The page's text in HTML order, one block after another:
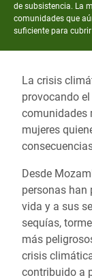
de subsistencia. La
comunidades que
suficiente para
La crisis
provocando
comunidades
mujeres
Desde
personas han
vida y a sus
sequías,
más
crisis
contribuido a